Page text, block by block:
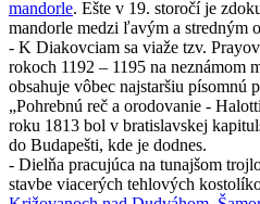
mandorle. Ešte v 19. storočí je
mandorle medzi ľavým a stredným
- K Diakovciam sa viaže tzv.
rokoch 1192 – 1195 na neznámom
obsahuje vôbec najstaršiu písomnú
„Pohrebnú reč a orodovanie -
roku 1813 bol v bratislavskej
do Budapešti, kde je dodnes.
- Dielňa pracujúca na tunajšom
stavbe viacerých tehlových